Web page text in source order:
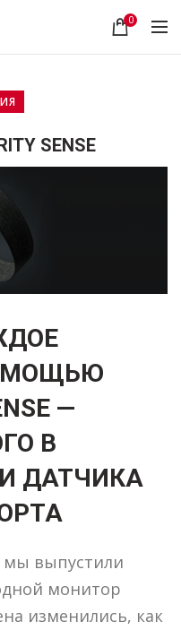
0
SENSE
—
В
ДАТЧИКА
мы выпустили
монитор
изменились, как